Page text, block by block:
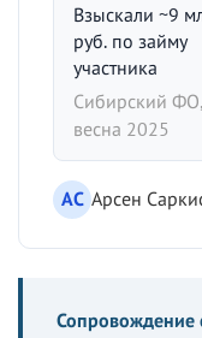
Взыскали ~9
руб. по займу
участника
Сибирский ФО,
весна 2025
АС Арсен
Сопровождение